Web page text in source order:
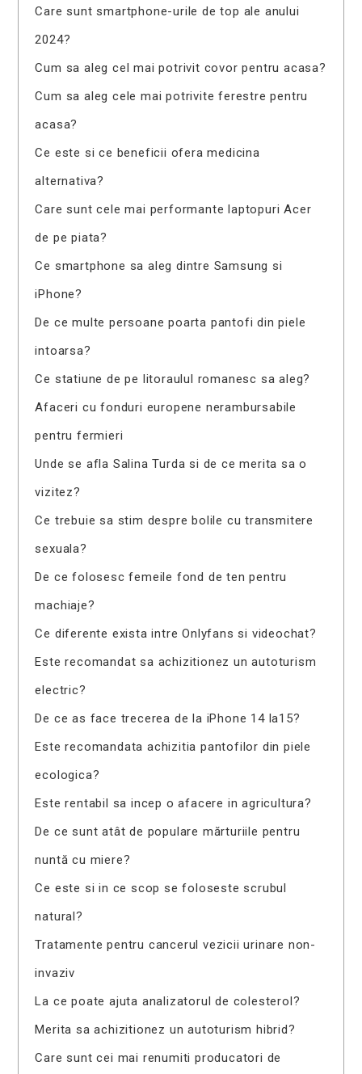
Care sunt smartphone-urile de top ale anului
2024?
Cum sa aleg cel mai potrivit covor pentru acasa?
Cum sa aleg cele mai potrivite ferestre pentru
acasa?
Ce este si ce beneficii ofera medicina
alternativa?
Care sunt cele mai performante laptopuri Acer
de pe piata?
Ce smartphone sa aleg dintre Samsung si
iPhone?
De ce multe persoane poarta pantofi din piele
intoarsa?
Ce statiune de pe litoraulul romanesc sa aleg?
Afaceri cu fonduri europene nerambursabile
pentru fermieri
Unde se afla Salina Turda si de ce merita sa o
vizitez?
Ce trebuie sa stim despre bolile cu transmitere
sexuala?
De ce folosesc femeile fond de ten pentru
machiaje?
Ce diferente exista intre Onlyfans si videochat?
Este recomandat sa achizitionez un autoturism
electric?
De ce as face trecerea de la iPhone 14 la15?
Este recomandata achizitia pantofilor din piele
ecologica?
Este rentabil sa incep o afacere in agricultura?
De ce sunt atât de populare mărturiile pentru
nuntă cu miere?
Ce este si in ce scop se foloseste scrubul
natural?
Tratamente pentru cancerul vezicii urinare non-
invaziv
La ce poate ajuta analizatorul de colesterol?
Merita sa achizitionez un autoturism hibrid?
Care sunt cei mai renumiti producatori de